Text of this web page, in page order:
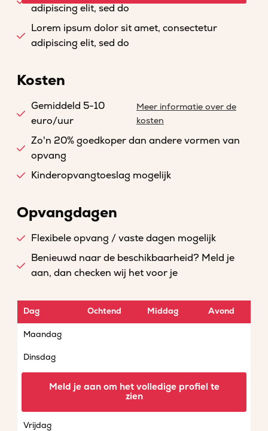
adipiscing elit, sed do
Lorem ipsum dolor sit amet, consectetur
adipiscing elit, sed do
Kosten
Gemiddeld 5-10
euro/uur
Meer informatie over de
kosten
Zo'n 20% goedkoper dan andere vormen van
opvang
Kinderopvangtoeslag mogelijk
Opvangdagen
Flexibele opvang / vaste dagen mogelijk
Benieuwd naar de beschikbaarheid? Meld je
aan, dan checken wij het voor je
Dag Ochtend Middag Avond
Maandag
Dinsdag
Vrijdag
Meld je aan om het volledige profiel te
zien